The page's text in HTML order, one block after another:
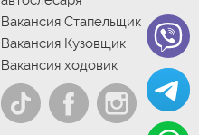
Вакансия Стапельщик
Вакансия Кузовщик
Вакансия ходовик